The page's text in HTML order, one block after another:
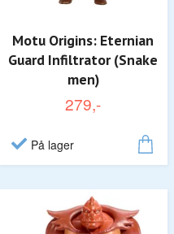
Motu Origins: Eternian
Guard Infiltrator (Snake
men)
279,-
På lager